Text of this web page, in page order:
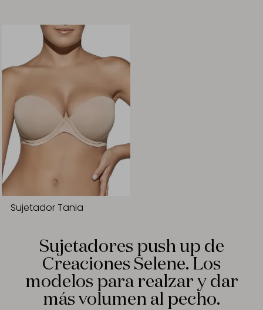
Sujetador Tania
Sujetadores push up de
Creaciones Selene. Los
modelos para realzar y dar
más volumen al pecho.